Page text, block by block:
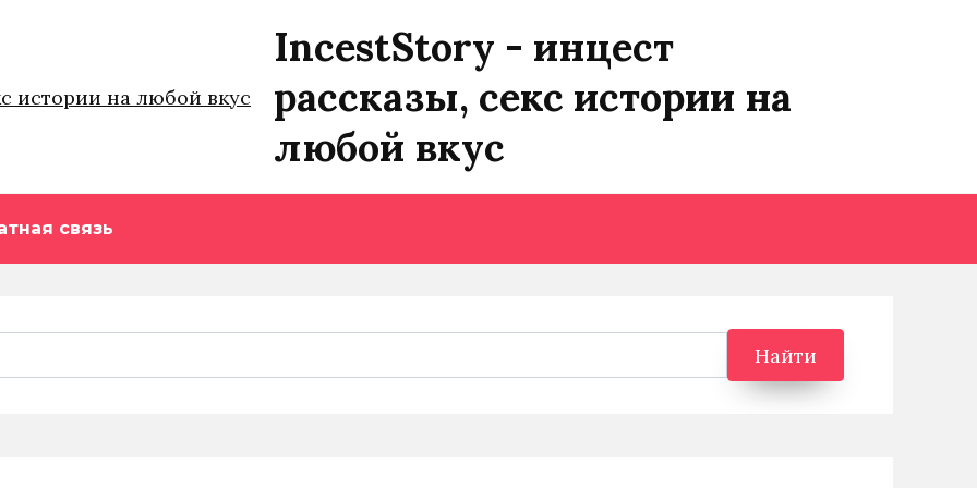
IncestStory - инцест
рассказы, секс истории на
любой вкус
связь
Найти